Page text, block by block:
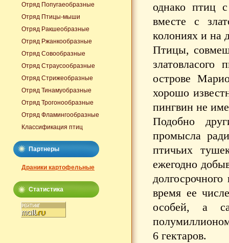
однако птиц
вместе с
колониях и на
Птицы,
златовласого
острове
хорошо
пингвин не
Подобно
промысла
птичьих
ежегодно
время ее
особей, а
6 гектаров.
Отряд Попугаеобразные
Отряд Птицы-мыши
Отряд Ракшеобразные
Отряд Ржанкообразные
Отряд Совообразные
Отряд Страусообразные
Отряд Стрижеобразные
Отряд Тинамуобразные
Отряд Трогонообразные
Отряд Фламингообразные
Классификация птиц
Партнеры
Драники картофельные
Статистика